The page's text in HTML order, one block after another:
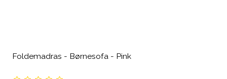
Foldemadras - Børnesofa - Pink